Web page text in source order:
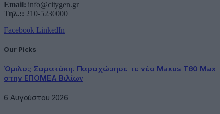
Email: info@citygen.gr
Τηλ.:: 210-5230000
Facebook LinkedIn
Our Picks
Όμιλος Σαρακάκη: Παραχώρησε το νέο Maxus T60 Max
στην ΕΠΟΜΕΑ Βιλίων
6 Αυγούστου 2026